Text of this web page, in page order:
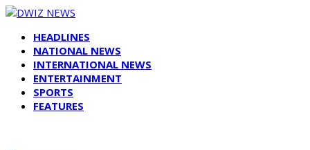
HEADLINES
NATIONAL NEWS
INTERNATIONAL NEWS
ENTERTAINMENT
SPORTS
FEATURES